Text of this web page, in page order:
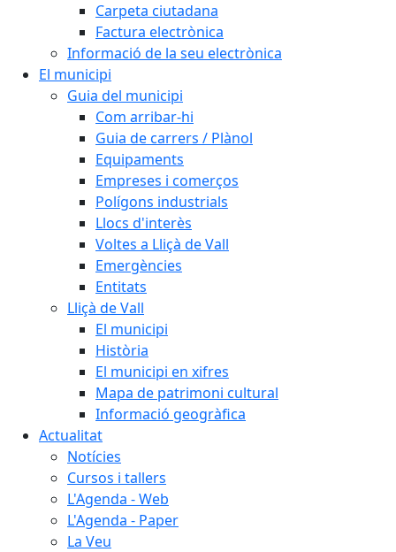
Carpeta ciutadana
Factura electrònica
Informació de la seu electrònica
El municipi
Guia del municipi
Com arribar-hi
Guia de carrers / Plànol
Equipaments
Empreses i comerços
Polígons industrials
Llocs d'interès
Voltes a Lliçà de Vall
Emergències
Entitats
Lliçà de Vall
El municipi
Història
El municipi en xifres
Mapa de patrimoni cultural
Informació geogràfica
Actualitat
Notícies
Cursos i tallers
L'Agenda - Web
L'Agenda - Paper
La Veu